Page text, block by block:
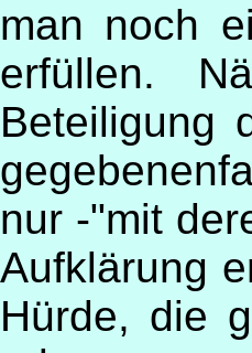
man noch
erfüllen.
Beteiligung
nur -"mit
Aufklärung
Hürde, die